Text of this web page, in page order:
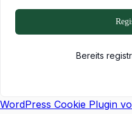
Bereits
WordPress Cookie Plugin